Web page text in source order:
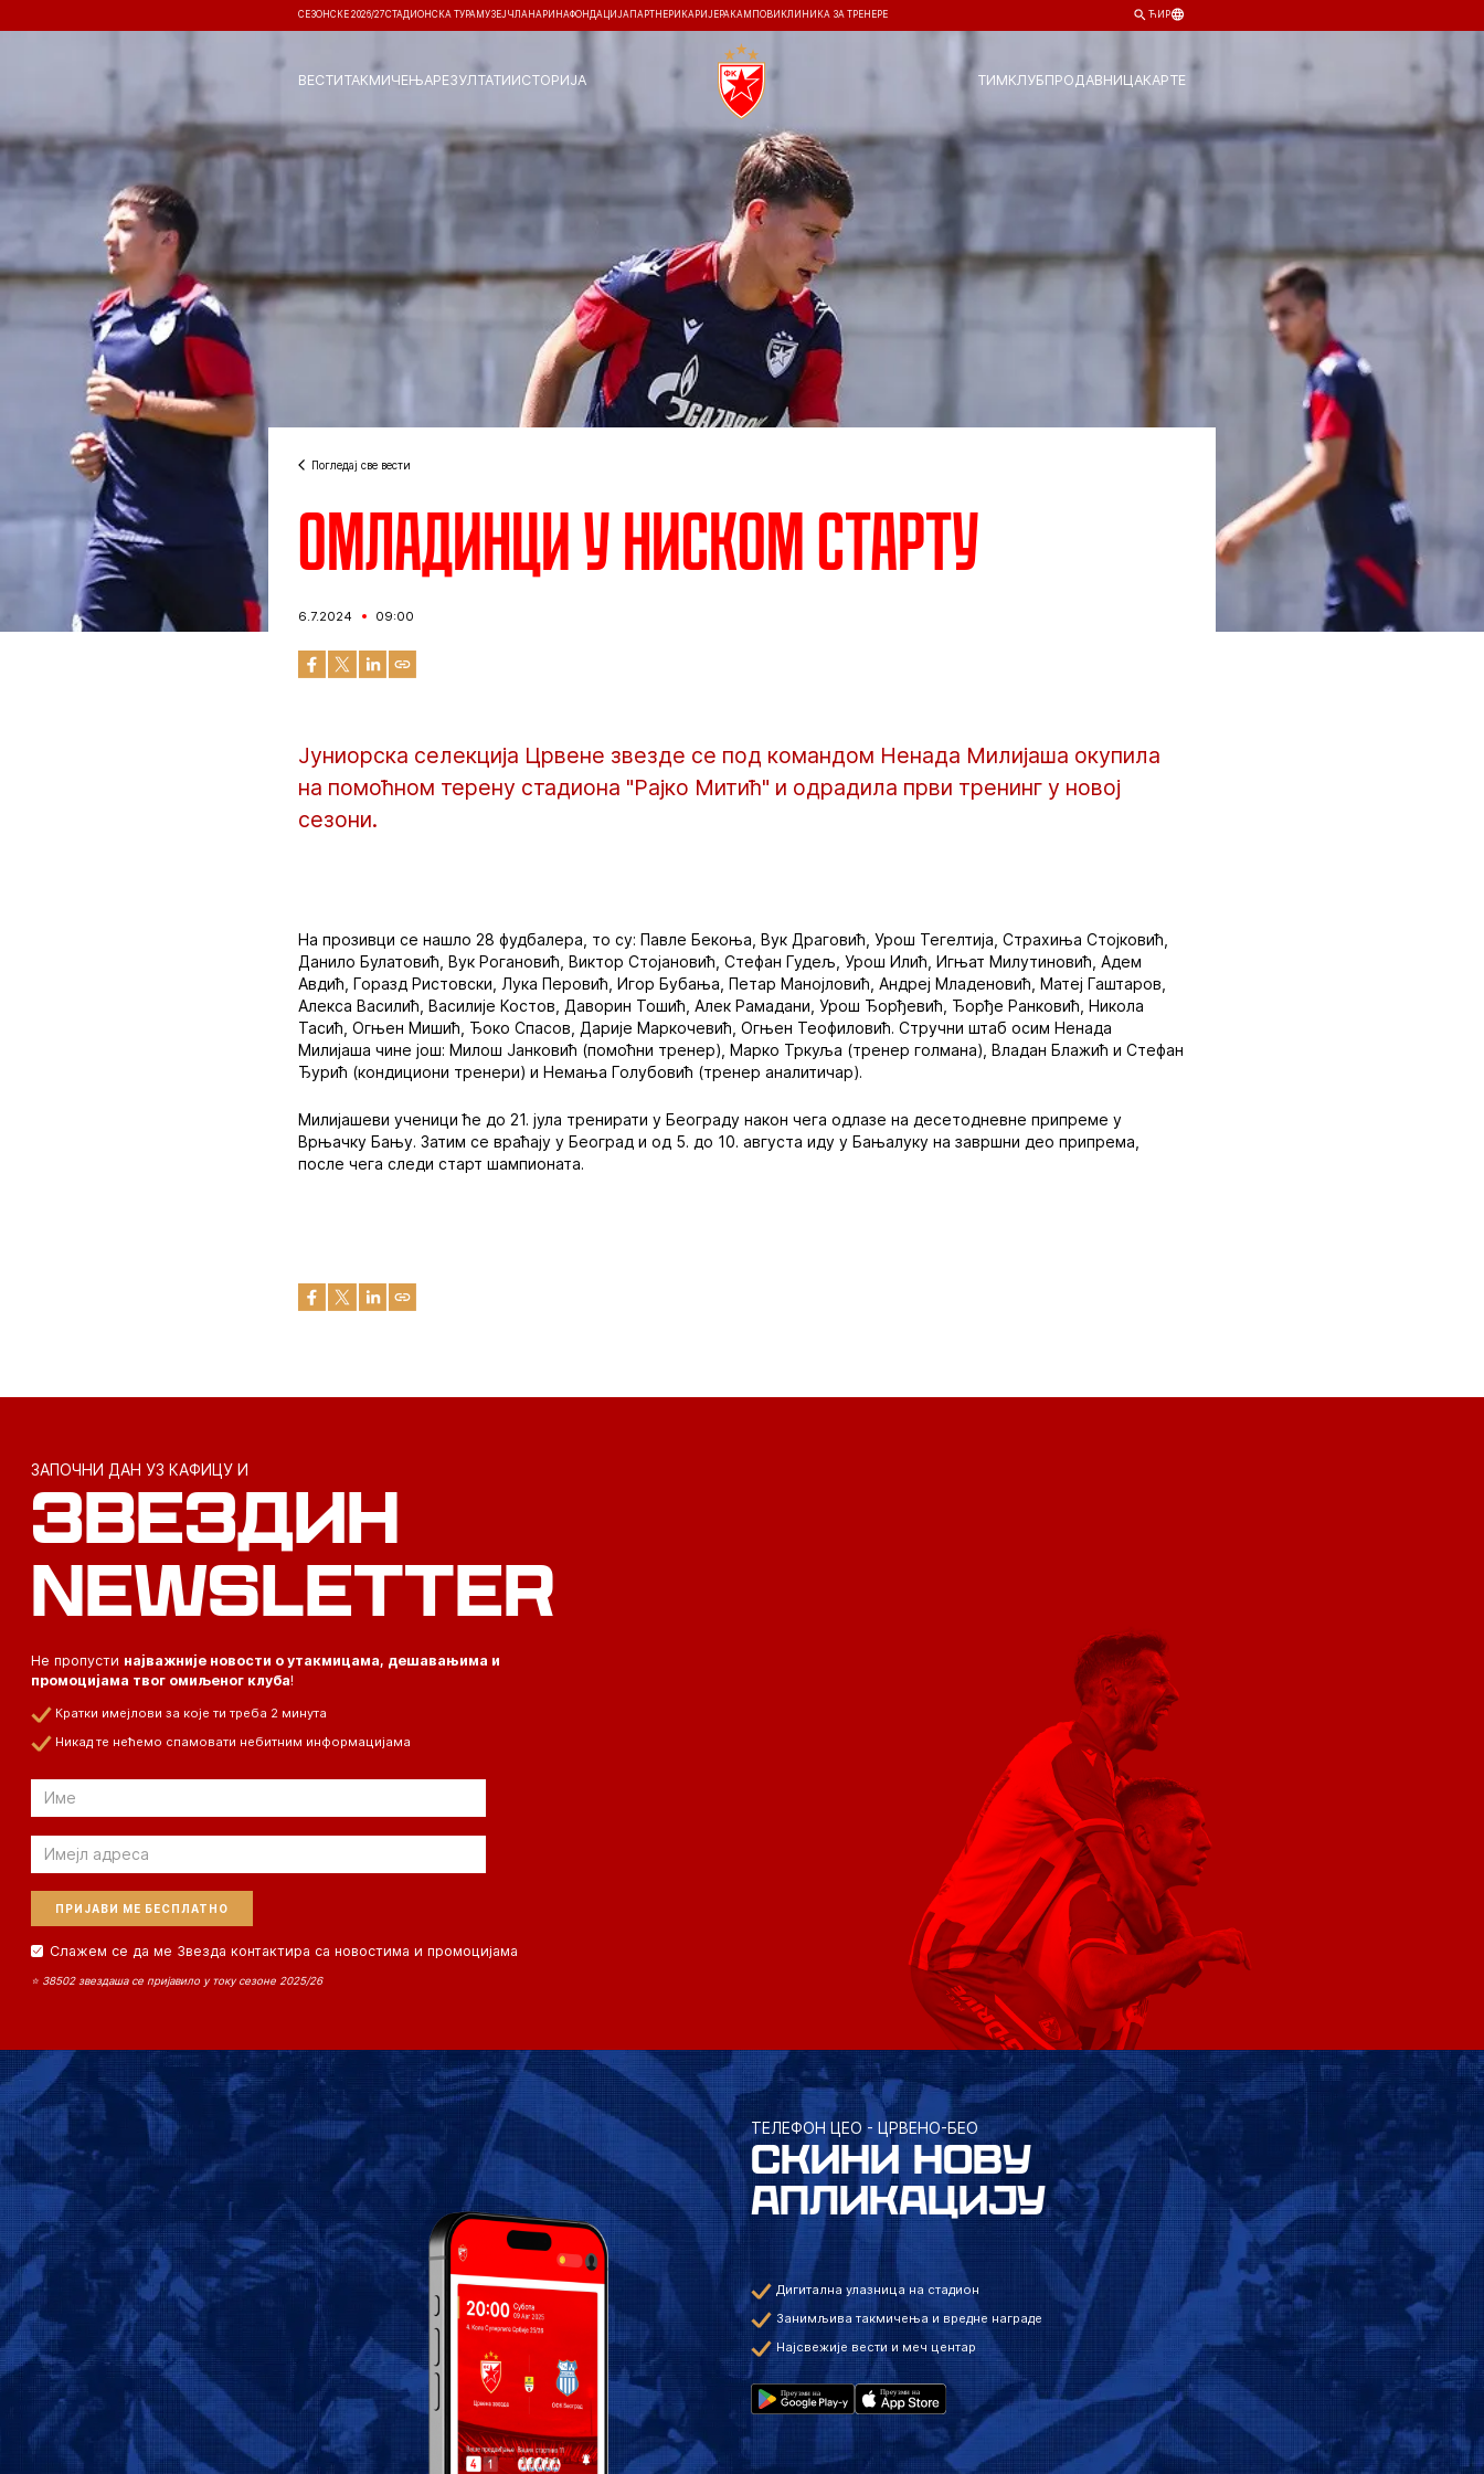
СЕЗОНСКЕ 2026/27СТАДИОНСКА ТУРА МУЗЕЈ ЧЛАНАРИНАФОНДАЦИЈА ПАРТНЕРИ КАРИЈЕРА КАМПОВИ КЛИНИКА ЗА ТРЕНЕРЕ ЋИР
ВЕСТИТАКМИЧЕЊАРЕЗУЛТАТИИСТОРИЈА ТИМКЛУБПРОДАВНИЦАКАРТЕ
Погледај све вести
Омладинци у ниском старту
6.7.2024 09:00
Јуниорска селекција Црвене звезде се под командом Ненада Милијаша окупила
на помоћном терену стадиона "Рајко Митић" и одрадила први тренинг у новој
сезони.
На прозивци се нашло 28 фудбалера, то су: Павле Бекоња, Вук Драговић, Урош Тегелтија, Страхиња Стојковић,
Данило Булатовић, Вук Рогановић, Виктор Стојановић, Стефан Гудељ, Урош Илић, Игњат Милутиновић, Адем
Авдић, Горазд Ристовски, Лука Перовић, Игор Бубања, Петар Манојловић, Андреј Младеновић, Матеј Гаштаров,
Алекса Василић, Василије Костов, Даворин Тошић, Алек Рамадани, Урош Ђорђевић, Ђорђе Ранковић, Никола
Тасић, Огњен Мишић, Ђоко Спасов, Дарије Маркочевић, Огњен Теофиловић. Стручни штаб осим Ненада
Милијаша чине још: Милош Јанковић (помоћни тренер), Марко Тркуља (тренер голмана), Владан Блажић и Стефан
Ђурић (кондициони тренери) и Немања Голубовић (тренер аналитичар).
Милијашеви ученици ће до 21. јула тренирати у Београду након чега одлазе на десетодневне припреме у
Врњачку Бању. Затим се враћају у Београд и од 5. до 10. августа иду у Бањалуку на завршни део припрема,
после чега следи старт шампионата.
ЗАПОЧНИ ДАН УЗ КАФИЦУ И
ЗВЕЗДИН
NEWSLETTER
Не пропусти најважније новости о утакмицама, дешавањима и
промоцијама твог омиљеног клуба!
Кратки имејлови за које ти треба 2 минута
Никад те нећемо спамовати небитним информацијама
Email
Email
Слажем се да ме Звезда контактира са новостима и промоцијама
⭐ 38502 звездаша се пријавило у току сезоне 2025/26
ТЕЛЕФОН ЦЕО - ЦРВЕНО-БЕО
СКИНИ НОВУ
АПЛИКАЦИЈУ
Дигитална улазница на стадион
Занимљива такмичења и вредне награде
Најсвежије вести и меч центар